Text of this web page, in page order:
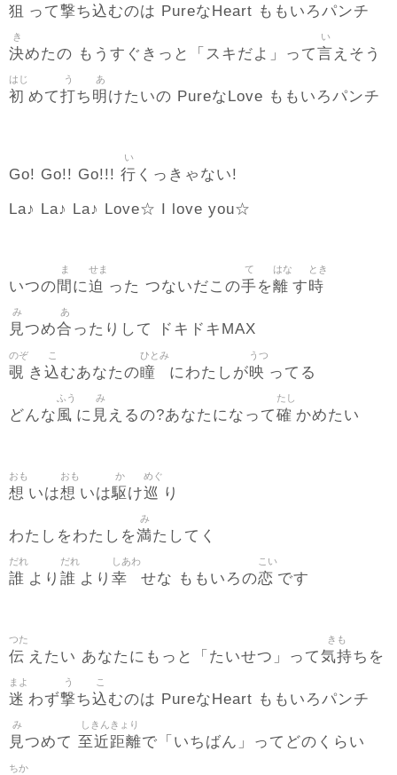
狙 って撃ち込むのは PureなHeart ももいろパンチ
決
き
めたの もうすぐきっと「スキだよ」って言
い
えそう
初
はじ
めて打
う
ち 明
あ
けたいの PureなLove ももいろパンチ
Go! Go!! Go!!! 行
い
くっきゃない!
La♪ La♪ La♪ Love☆ I love you☆
いつの間
ま
に迫
せま
った つないだこの手
て
を離
はな
す時
とき
見
み
つめ合
あ
ったりして ドキドキMAX
覗
のぞ
き 込
こ
むあなたの瞳
ひとみ
にわたしが映
うつ
ってる
どんな風
ふう
に 見
み
えるの?あなたになって確
たし
かめたい
想
おも
いは想
おも
いは駆
か
け巡
めぐ
り
わたしをわたしを満
み
たしてく
誰
だれ
より 誰
だれ
より 幸
しあわ
せな ももいろの恋
こい
です
伝
つた
えたい あなたにもっと「たいせつ」って気持
きも
ちを
迷
まよ
わず撃
う
ち込
こ
むのは PureなHeart ももいろパンチ
見
み
つめて 至近距離
しきんきょり
で「いちばん」ってどのくらい
ちか